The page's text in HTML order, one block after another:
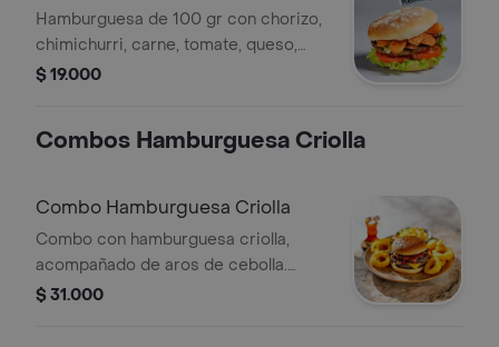
Hamburguesa de 100 gr con chorizo,
chimichurri, carne, tomate, queso,
lechuga y tocineta.
$ 19.000
Combos Hamburguesa Criolla
Combo Hamburguesa Criolla
Combo con hamburguesa criolla,
acompañado de aros de cebolla.
Incluye limonada natural o gaseosa de
$ 31.000